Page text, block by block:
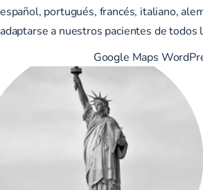
español, portugués, francés, italiano,
adaptarse a nuestros pacientes de todos
Google Maps